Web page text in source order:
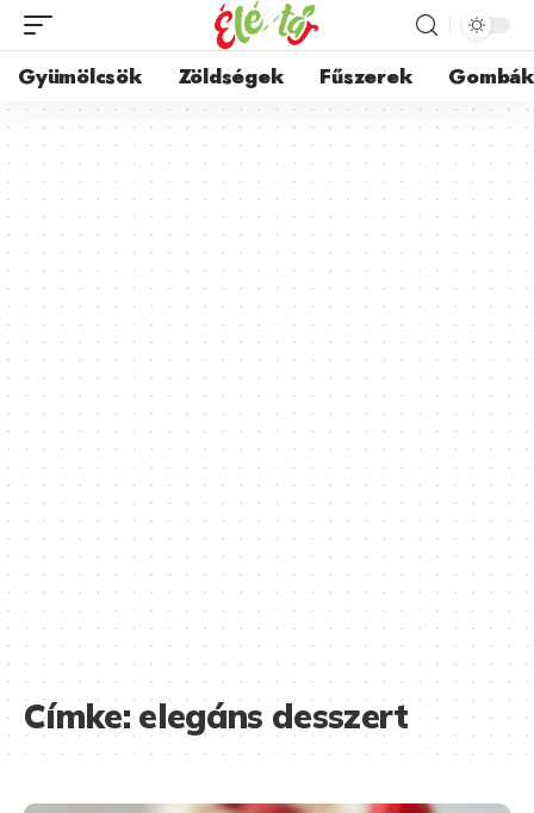
Gyümölcsök Zöldségek Fűszerek Gombák
Címke:elegáns desszert